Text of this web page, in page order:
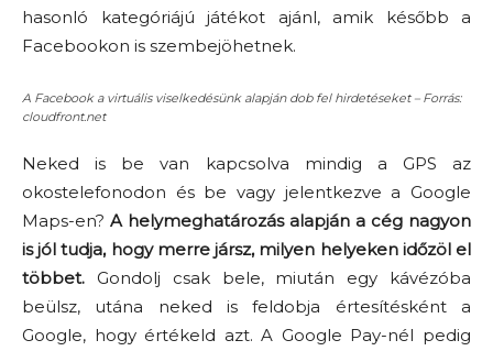
hasonló kategóriájú játékot ajánl, amik később a
Facebookon is szembejöhetnek.
A Facebook a virtuális viselkedésünk alapján dob fel hirdetéseket – Forrás:
cloudfront.net
Neked is be van kapcsolva mindig a GPS az
okostelefonodon és be vagy jelentkezve a Google
Maps-en? A helymeghatározás alapján a cég nagyon
is jól tudja, hogy merre jársz, milyen helyeken időzöl el
többet. Gondolj csak bele, miután egy kávézóba
beülsz, utána neked is feldobja értesítésként a
Google, hogy értékeld azt. A Google Pay-nél pedig